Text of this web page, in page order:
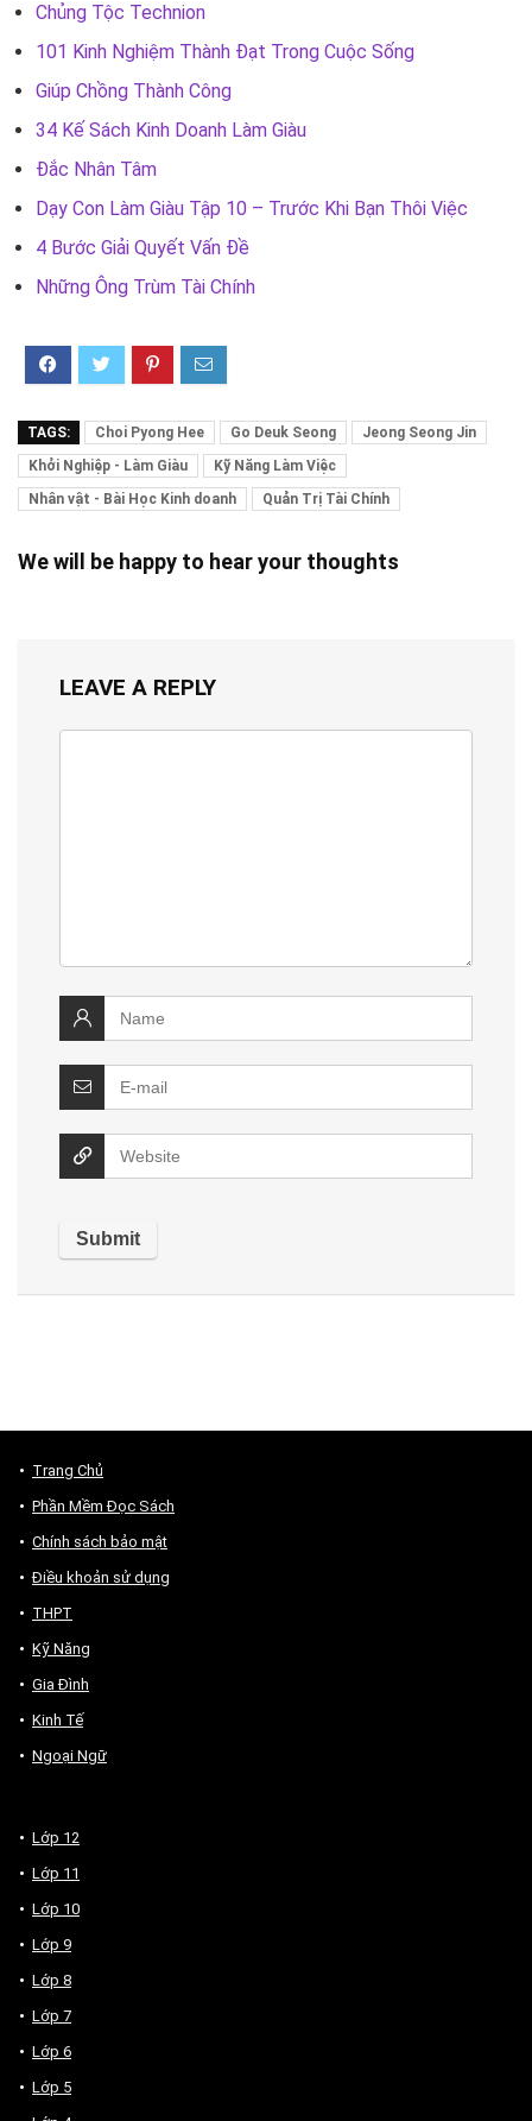
Chủng Tộc Technion
101 Kinh Nghiệm Thành Đạt Trong Cuộc Sống
Giúp Chồng Thành Công
34 Kế Sách Kinh Doanh Làm Giàu
Đắc Nhân Tâm
Dạy Con Làm Giàu Tập 10 – Trước Khi Bạn Thôi Việc
4 Bước Giải Quyết Vấn Đề
Những Ông Trùm Tài Chính
TAGS: Choi Pyong Hee Go Deuk Seong
Jeong Seong Jin
Khởi Nghiệp - Làm Giàu
Kỹ Năng Làm Việc
Nhân vật - Bài Học Kinh doanh
Quản Trị Tài Chính
We will be happy to hear your thoughts
LEAVE A REPLY
Trang Chủ
Phần Mềm Đọc Sách
Chính sách bảo mật
Điều khoản sử dụng
THPT
Kỹ Năng
Gia Đình
Kinh Tế
Ngoại Ngữ
Lớp 12
Lớp 11
Lớp 10
Lớp 9
Lớp 8
Lớp 7
Lớp 6
Lớp 5